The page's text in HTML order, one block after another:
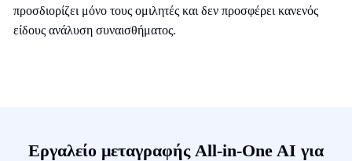
προσδιορίζει μόνο τους ομιλητές και δεν προσφέρει κανενός
είδους ανάλυση συναισθήματος.
Εργαλείο μεταγραφής All-in-One AI για